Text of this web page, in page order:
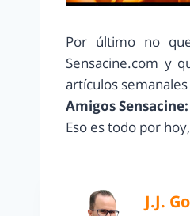
Por último no
Sensacine.com y
artículos
Amigos Sensacine:
Eso es todo por
J.J.